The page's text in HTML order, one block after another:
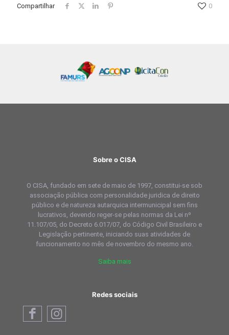
Compartilhar 0
Sobre o CISA
O CISA, fundado em sete de maio de 1997, constitui-se sob
associação pública com personalidade juridica de direito
público e de natureza autarquica intermunicipal sem fins
lucrativos, devendo reger-se pelas normas da Lei nº
11.107/05, do Decreto 6.017/07, do Código Civil Brasileiro e
Legislação pertinente, iniciando suas atividades de
funcionamento no mês de novembro do mesmo ano.
Saiba mais
Redes sociais